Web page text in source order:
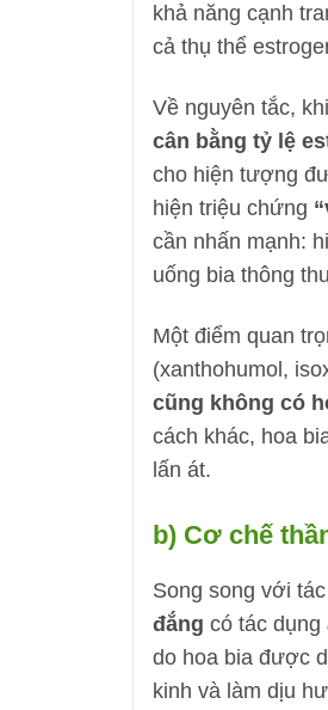
khả năng cạnh
cả thụ thể
Về nguyên tắc,
cân bằng tỷ lệ
cho hiện tượng
hiện triệu chứng
cần nhấn mạnh:
uống bia thông
Một điểm quan
(xanthohumol,
cũng không có
cách khác, hoa
lấn át.
b) Cơ chế
Song song với
đắng có tác dụng
do hoa bia được
kinh và làm dịu